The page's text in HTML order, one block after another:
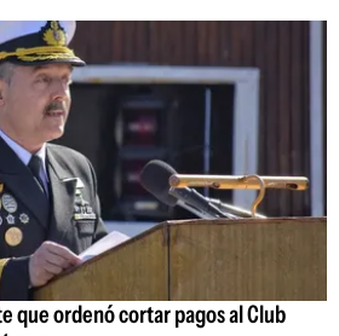
que ordenó cortar pagos al Club